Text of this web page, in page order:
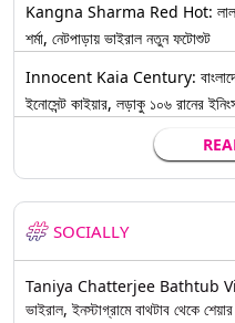
Kangna Sharma Red Hot: লাল
শর্মা, নেটপাড়ায় ভাইরাল নতুন ফটোশুট
Innocent Kaia Century:
ইনোসেন্ট কাইয়ার, লড়াকু ১০৬ রানের
SOCIALLY
Taniya Chatterjee Bathtub Video:
ভাইরাল, ইনস্টাগ্রামে বাথটাব থেকে